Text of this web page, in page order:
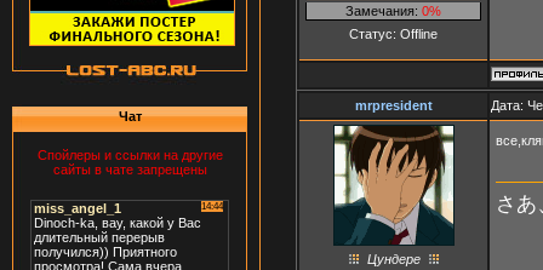
Чат
Спойлеры и ссылки на другие
сайты в чате запрещены
Замечания: 0%
Статус: Offline
mrpresident Дата:
Цундере
さ